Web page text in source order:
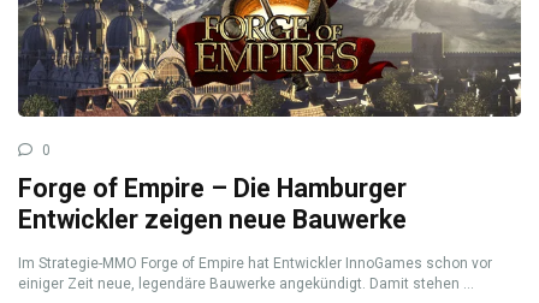
0
Forge of Empire – Die Hamburger
Entwickler zeigen neue Bauwerke
Im Strategie-MMO Forge of Empire hat Entwickler InnoGames schon vor
einiger Zeit neue, legendäre Bauwerke angekündigt. Damit stehen ...